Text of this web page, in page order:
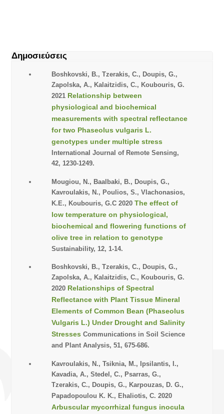
Δημοσιεύσεις
Boshkovski, B., Tzerakis, C., Doupis, G.,
Zapolska, A., Kalaitzidis, C., Koubouris, G.
2021 Relationship between
physiological and biochemical
measurements with spectral reflectance
for two Phaseolus vulgaris L.
genotypes under multiple stress
International Journal of Remote Sensing,
42, 1230-1249.
Mougiou, N., Baalbaki, B., Doupis, G.,
Kavroulakis, N., Poulios, S., Vlachonasios,
K.E., Koubouris, G.C 2020 The effect of
low temperature on physiological,
biochemical and flowering functions of
olive tree in relation to genotype
Sustainability, 12, 1-14.
Boshkovski, B., Tzerakis, C., Doupis, G.,
Zapolska, A., Kalaitzidis, C., Koubouris, G.
2020 Relationships of Spectral
Reflectance with Plant Tissue Mineral
Elements of Common Bean (Phaseolus
Vulgaris L.) Under Drought and Salinity
Stresses Communications in Soil Science
and Plant Analysis, 51, 675-686.
Kavroulakis, N., Tsiknia, M., Ipsilantis, I.,
Kavadia, A., Stedel, C., Psarras, G.,
Tzerakis, C., Doupis, G., Karpouzas, D. G.,
Papadopoulou K. K., Ehaliotis, C. 2020
Arbuscular mycorrhizal fungus inocula